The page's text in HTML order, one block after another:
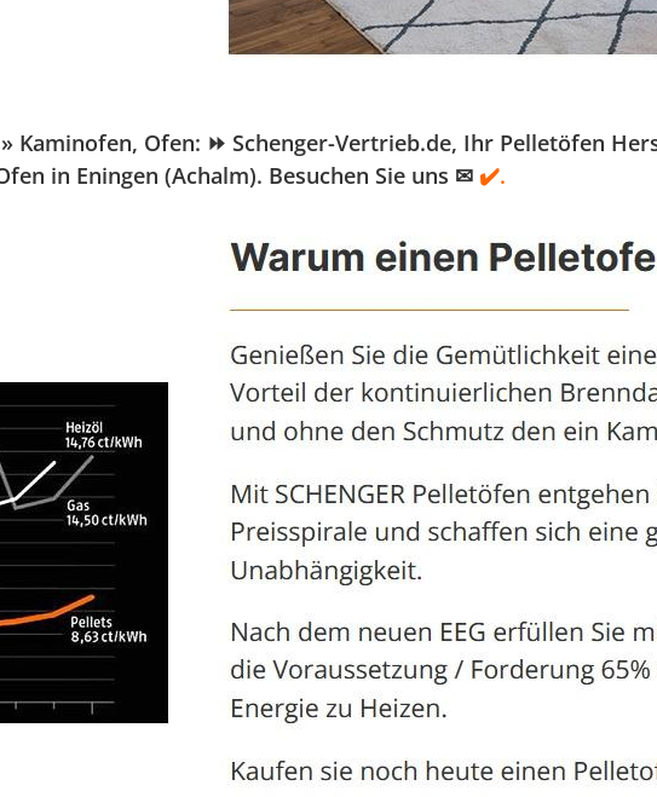
» Kaminofen, Ofen: ⏩ Schenger-Vertrieb.de, Ihr Pelletöfen
in Eningen (Achalm). Besuchen Sie uns ✉ ✔️.